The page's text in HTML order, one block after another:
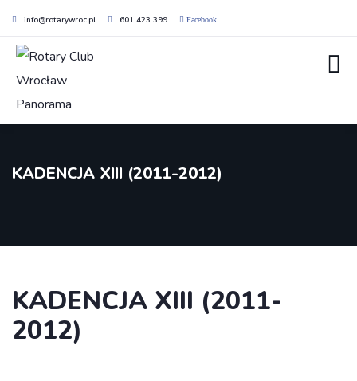
info@rotarywroc.pl 601 423 399 Facebook
KADENCJA XIII (2011-2012)
KADENCJA XIII (2011-
2012)